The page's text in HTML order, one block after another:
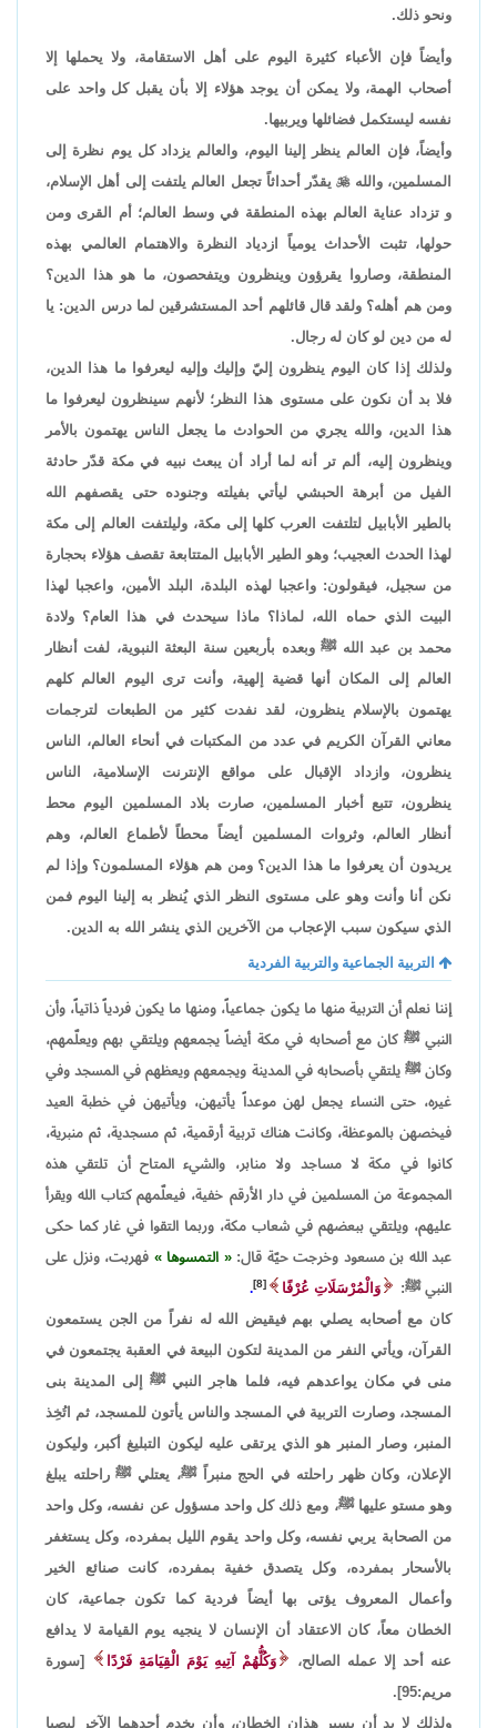
ونحو ذلك.
وأيضاً فإن الأعباء كثيرة اليوم على أهل الاستقامة، ولا يحملها إلا
أصحاب الهمة، ولا يمكن أن يوجد هؤلاء إلا بأن يقبل كل واحد على
نفسه ليستكمل فضائلها ويربيها.
وأيضاً، فإن العالم ينظر إلينا اليوم، والعالم يزداد كل يوم نظرة إلى
المسلمين، واللهيقدّر أحداثاً تجعل العالم يلتفت إلى أهل الإسلام،
و تزداد عناية العالم بهذه المنطقة في وسط العالم؛ أم القرى ومن
حولها، تثبت الأحداث يومياً ازدياد النظرة والاهتمام العالمي بهذه
المنطقة، وصاروا يقرؤون وينظرون ويتفحصون، ما هو هذا الدين؟
ومن هم أهله؟ ولقد قال قائلهم أحد المستشرقين لما درس الدين: يا
له من دين لو كان له رجال.
ولذلك إذا كان اليوم ينظرون إليّ وإليك وإليه ليعرفوا ما هذا الدين،
فلا بد أن نكون على مستوى هذا النظر؛ لأنهم سينظرون ليعرفوا ما
هذا الدين، والله يجري من الحوادث ما يجعل الناس يهتمون بالأمر
وينظرون إليه، ألم تر أنه لما أراد أن يبعث نبيه في مكة قدّر حادثة
الفيل من أبرهة الحبشي ليأتي بفيلته وجنوده حتى يقصفهم الله
بالطير الأبابيل لتلتفت العرب كلها إلى مكة، وليلتفت العالم إلى مكة
لهذا الحدث العجيب؛ وهو الطير الأبابيل المتتابعة تقصف هؤلاء بحجارة
من سجيل، فيقولون: واعجبا لهذه البلدة، البلد الأمين، واعجبا لهذا
البيت الذي حماه الله، لماذا؟ ماذا سيحدث في هذا العام؟ ولادة
محمد بن عبد الله ﷺ وبعده بأربعين سنة البعثة النبوية، لفت أنظار
العالم إلى المكان أنها قضية إلهية، وأنت ترى اليوم العالم كلهم
يهتمون بالإسلام ينظرون، لقد نفدت كثير من الطبعات لترجمات
معاني القرآن الكريم في عدد من المكتبات في أنحاء العالم، الناس
ينظرون، وازداد الإقبال على مواقع الإنترنت الإسلامية، الناس
ينظرون، تتبع أخبار المسلمين، صارت بلاد المسلمين اليوم محط
أنظار العالم، وثروات المسلمين أيضاً محطاً لأطماع العالم، وهم
يريدون أن يعرفوا ما هذا الدين؟ ومن هم هؤلاء المسلمون؟ وإذا لم
نكن أنا وأنت وهو على مستوى النظر الذي يُنظر به إلينا اليوم فمن
الذي سيكون سبب الإعجاب من الآخرين الذي ينشر الله به الدين.
التربية الجماعية والتربية الفردية
إننا نعلم أن التربية منها ما يكون جماعياً، ومنها ما يكون فردياً ذاتياً، وأن
النبي ﷺ كان مع أصحابه في مكة أيضاً يجمعهم ويلتقي بهم ويعلّمهم،
وكان ﷺ يلتقي بأصحابه في المدينة ويجمعهم ويعظهم في المسجد وفي
غيره، حتى النساء يجعل لهن موعداً يأتيهن، ويأتيهن في خطبة العيد
فيخصهن بالموعظة، وكانت هناك تربية أرقمية، ثم مسجدية، ثم منبرية،
كانوا في مكة لا مساجد ولا منابر، والشيء المتاح أن تلتقي هذه
المجموعة من المسلمين في دار الأرقم خفية، فيعلّمهم كتاب الله ويقرأ
عليهم، ويلتقي ببعضهم في شعاب مكة، وربما التقوا في غار كما حكى
عبد الله بن مسعود وخرجت حيّة قال:
التمسوها
فهربت، ونزل على
النبي ﷺ:
وَالْمُرْسَلَاتِ عُرْفًا [8]
.
كان مع أصحابه يصلي بهم فيقيض الله له نفراً من الجن يستمعون
القرآن، ويأتي النفر من المدينة لتكون البيعة في العقبة يجتمعون في
منى في مكان يواعدهم فيه، فلما هاجر النبي ﷺ إلى المدينة بنى
المسجد، وصارت التربية في المسجد والناس يأتون للمسجد، ثم اتُخِذ
المنبر، وصار المنبر هو الذي يرتقى عليه ليكون التبليغ أكبر، وليكون
الإعلان، وكان ظهر راحلته في الحج منبراً ﷺ، يعتلي ﷺ راحلته يبلغ
وهو مستو عليها ﷺ، ومع ذلك كل واحد مسؤول عن نفسه، وكل واحد
من الصحابة يربي نفسه، وكل واحد يقوم الليل بمفرده، وكل يستغفر
بالأسحار بمفرده، وكل يتصدق خفية بمفرده، كانت صنائع الخير
وأعمال المعروف يؤتى بها أيضاً فردية كما تكون جماعية، كان
الخطان معاً، كان الاعتقاد أن الإنسان لا ينجيه يوم القيامة لا يدافع
عنه أحد إلا عمله الصالح،
وَكُلُّهُمْ آتِيهِ يَوْمَ الْقِيَامَةِ فَرْدًا
[سورة
مريم:95].
ولذلك لا بد أن يسير هذان الخطان، وأن يخدم أحدهما الآخر ليصبا